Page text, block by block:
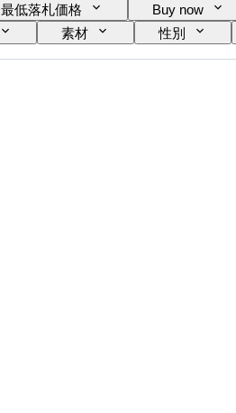
最低落札価格 Buy now
素材 性別
カラーグレード 正確